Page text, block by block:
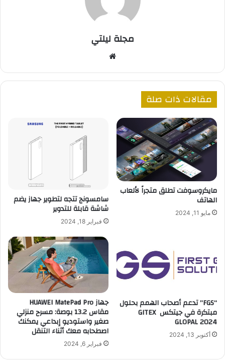
مجلة ليلتي
مقالات ذات صلة
مايكروسوفت تطلق متجراً لألعاب
الهاتف
مايو 11, 2024
سامسونج تتجه لتطوير جهاز يضم
شاشة قابلة للتدوير
فبراير 18, 2024
“FGS” تدعم أصحاب الهمم بحلول
مبتكرة في جيتكس GITEX
GLOPAL 2024
أكتوبر 13, 2024
جهاز HUAWEI MatePad Pro
مقاس 13.2 بوصة: مسرح منزلي
صغير واستوديو إبداعي يمكنك
اصطحابه معك أثناء التنقل
فبراير 6, 2024